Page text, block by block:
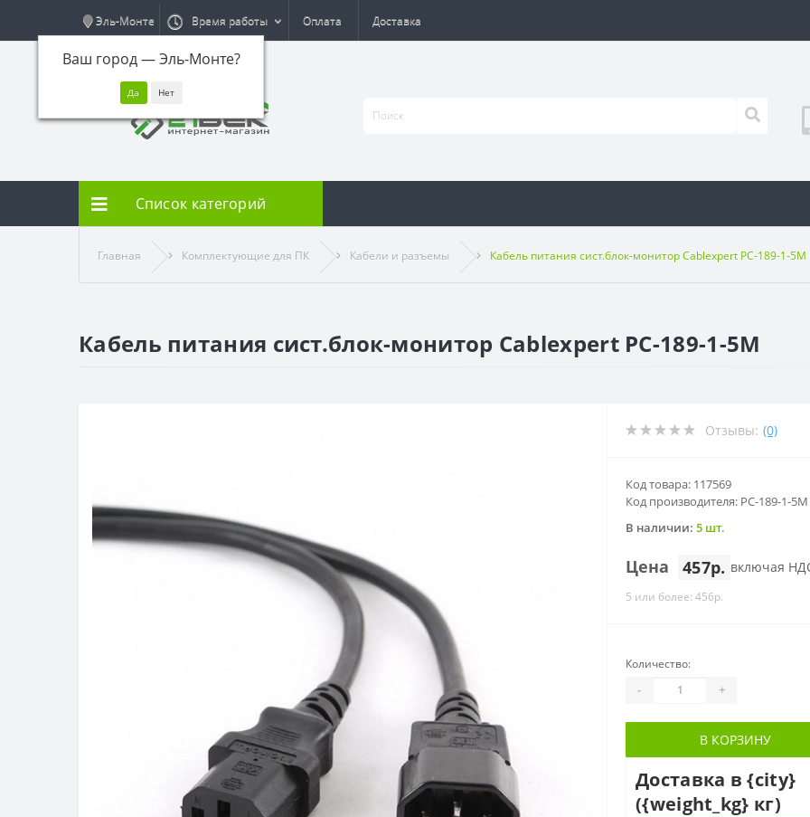
Эль-Монте
Ваш город —Эль-Монте?
Время работы Оплата Доставка
Список категорий
Главная Комплектующие для ПК Кабели и разъемы Кабель питания сист.блок-монитор Cablexpert PC-189-1-5M
Кабель питания сист.блок-монитор Cablexpert PC-189-1-5M
Отзывы: (0)
Код товара: 117569
Код производителя: PC-189-1-5M
В наличии: 5 шт.
Цена 457р. включая
5 или более: 456р.
Количество:
- +
В КОРЗИНУ
Доставка в {city}
({weight_kg} кг)